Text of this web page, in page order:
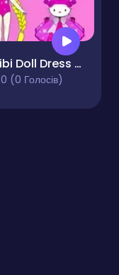
Chibi Doll Dress Up Makeover
0 (0 Голосів)